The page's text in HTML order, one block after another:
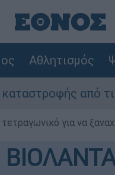
Αθλητισμός
τις φωτιές
για να
ΒΙΟΛΑΝΤΑ